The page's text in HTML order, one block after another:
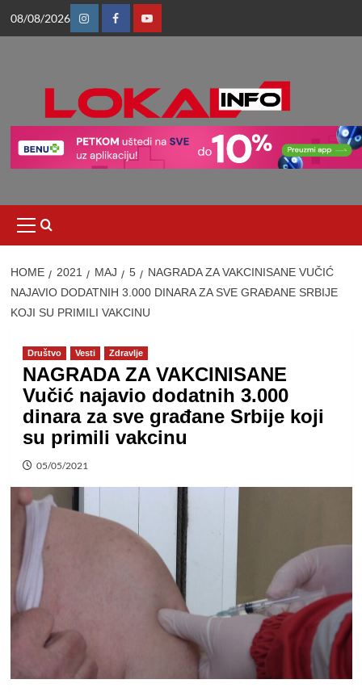
08/08/2026
InstagramFacebookYoutube
Menu
HOME 2021 МАЈ 5
NAGRADA ZA VAKCINISANE VUČIĆ
NAJAVIO DODATNIH 3.000 DINARA ZA SVE GRAĐANE SRBIJE
KOJI SU PRIMILI VAKCINU
Društvo Vesti Zdravlje
NAGRADA ZA VAKCINISANE
Vučić najavio dodatnih 3.000
dinara za sve građane Srbije koji
su primili vakcinu
05/05/2021